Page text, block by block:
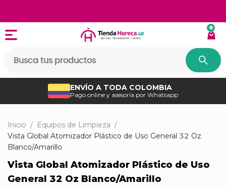
0
ENVÍO A TODA COLOMBIA
Pago online y asesoría por Whatsapp
Inicio / Equipos de Limpieza /
Vista Global Atomizador Plástico de Uso General 32 Oz
Blanco/Amarillo
Vista Global Atomizador Plástico de Uso
General 32 Oz Blanco/Amarillo